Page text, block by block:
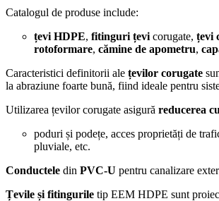
Catalogul de produse include:
țevi HDPE, fitinguri țevi corugate, țevi
rotoformare, cămine de apometru,
Caracteristici definitorii ale țevilor corugate
la abraziune foarte bună, fiind ideale pentru
Utilizarea țevilor corugate asigură reducerea
poduri și podețe, acces proprietăți de
pluviale, etc.
Conductele din PVC-U pentru canalizare
Țevile și fitingurile tip EEM HDPE sunt